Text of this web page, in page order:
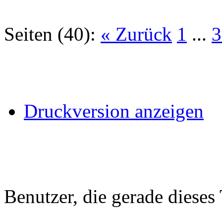
Seiten (40): « Zurück 1 ...
Druckversion anzeigen
Benutzer, die gerade